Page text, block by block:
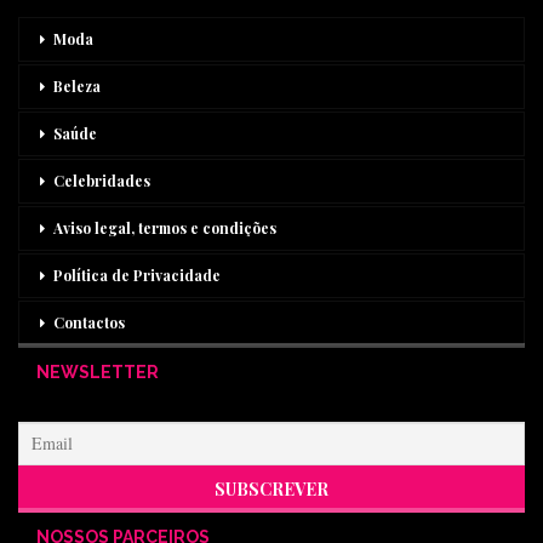
Moda
Beleza
Saúde
Celebridades
Aviso legal, termos e condições
Política de Privacidade
Contactos
NEWSLETTER
NOSSOS PARCEIROS